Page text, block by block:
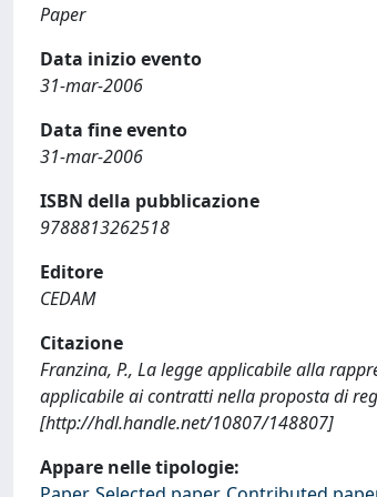
Paper
Data inizio evento
31-mar-2006
Data fine evento
31-mar-2006
ISBN della pubblicazione
9788813262518
Editore
CEDAM
Citazione
Franzina, P., La legge applicabile alla
applicabile ai contratti nella proposta di
[http://hdl.handle.net/10807/148807]
Appare nelle tipologie: